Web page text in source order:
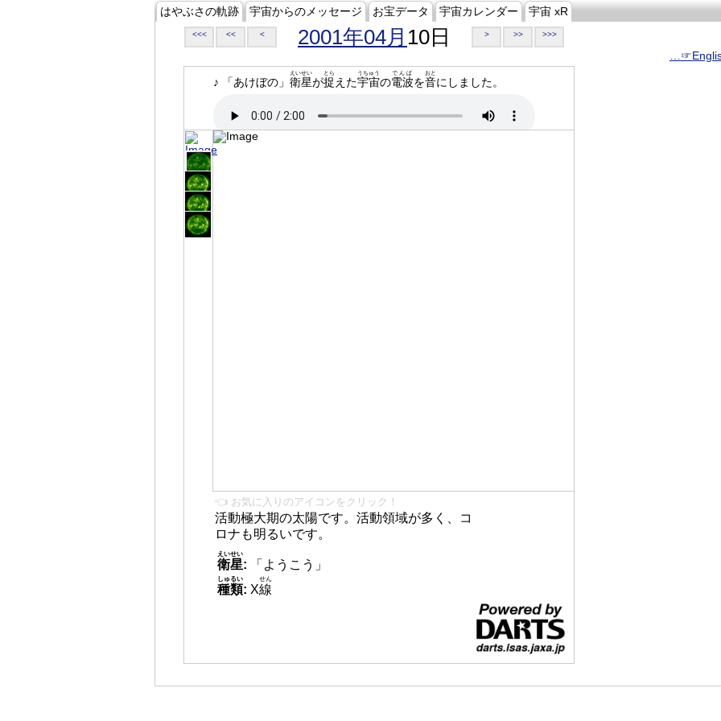
はやぶさの軌跡 宇宙からのメッセージ お宝データ 宇宙カレンダー 宇宙 xR
<<< << < 2001年04月 10日 > >> >>>
♪ 「あけぼの」 衛星
えいせい
が捉
とら
えた宇宙
うちゅう
の電波
でんぱ
を音
おと
にしました。
👈 お気に入りのアイコンをクリック！
活動極大期の太陽です。活動領域が多く、コ
ロナも明るいです。
衛星
えいせい
:
「ようこう」
種類
しゅるい
: X線
せん